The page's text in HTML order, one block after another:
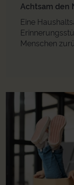
Achtsam den
Eine
Menschen